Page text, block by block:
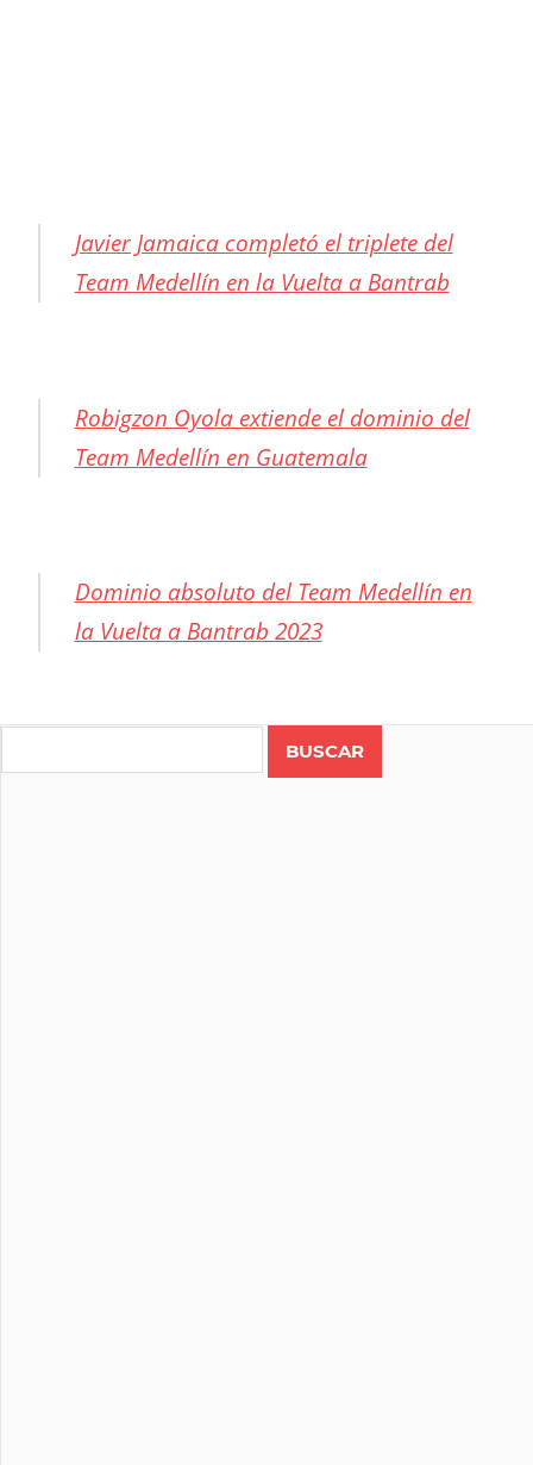
Javier Jamaica completó el triplete del
Team Medellín en la Vuelta a Bantrab
Robigzon Oyola extiende el dominio del
Team Medellín en Guatemala
Dominio absoluto del Team Medellín en
la Vuelta a Bantrab 2023